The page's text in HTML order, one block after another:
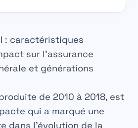
: caractéristiques
sur l’assurance
et générations
de 2010 à 2018, est
qui a marqué une
dans l’évolution de la